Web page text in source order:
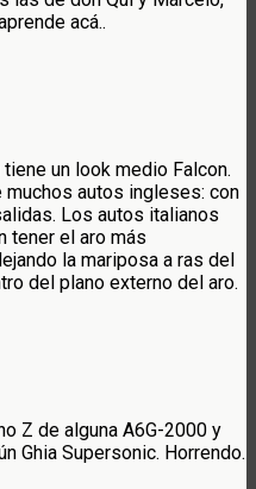
acá..
un look medio Falcon.
muchos autos ingleses: con
Los autos italianos
tener el aro más
la mariposa a ras del
del plano externo del aro.
Z de alguna A6G-2000 y
Ghia Supersonic. Horrendo.